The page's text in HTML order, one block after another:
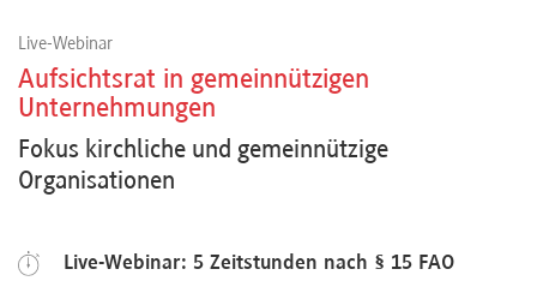
Webinare
e-
Live-Webinar
Aufsichtsrat in gemeinnützigen
Unternehmungen
Fokus kirchliche und gemeinnützige
Organisationen
Live-Webinar: 5 Zeitstunden nach § 15 FAO